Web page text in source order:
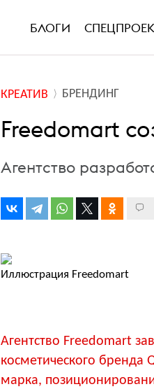
БЛОГИ
КРЕАТИВ БРЕНДИНГ
Freedomart
Агентство
Иллюстрация Freedomart
Агентство Freedomart
косметического бренда
марка,